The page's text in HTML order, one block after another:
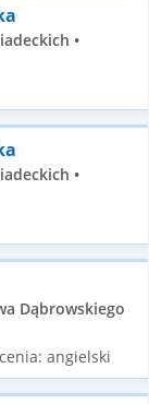
•
•
Dąbrowskiego
angielski